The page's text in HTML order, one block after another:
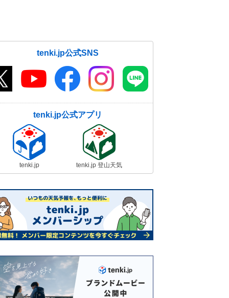
tenki.jp公式SNS
tenki.jp公式アプリ
tenki.jp tenki.jp 登山天気